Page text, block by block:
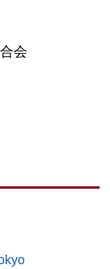
会